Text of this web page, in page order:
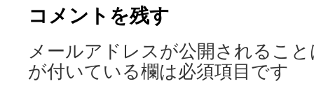
コメントを残す
メールアドレスが公開されるこ
が付いている欄は必須項目です